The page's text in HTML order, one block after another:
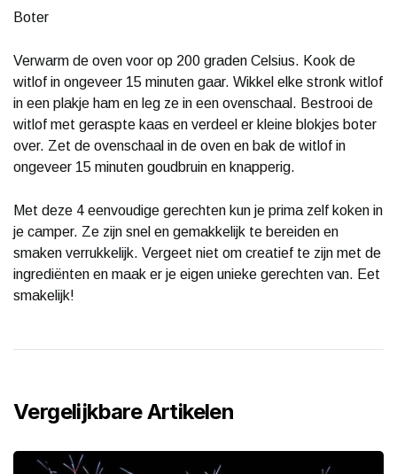
Boter
Verwarm de oven voor op 200 graden Celsius. Kook de
witlof in ongeveer 15 minuten gaar. Wikkel elke stronk witlof
in een plakje ham en leg ze in een ovenschaal. Bestrooi de
witlof met geraspte kaas en verdeel er kleine blokjes boter
over. Zet de ovenschaal in de oven en bak de witlof in
ongeveer 15 minuten goudbruin en knapperig.
Met deze 4 eenvoudige gerechten kun je prima zelf koken in
je camper. Ze zijn snel en gemakkelijk te bereiden en
smaken verrukkelijk. Vergeet niet om creatief te zijn met de
ingrediënten en maak er je eigen unieke gerechten van. Eet
smakelijk!
Vergelijkbare Artikelen